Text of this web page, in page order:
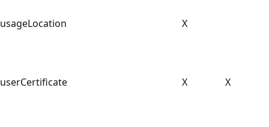
usageLocation X
userCertificate X X